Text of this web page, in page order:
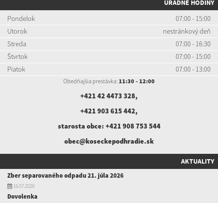
ÚRADNÉ HODINY
Pondelok
07:00 - 15:00
Utorok
nestránkový deň
Streda
07:00 - 16:30
Štvrtok
07:00 - 15:00
Piatok
07:00 - 13:00
Obedňajšia prestávka: 11:30 - 12:00
+421 42 4473 328,
+421 903 615 442,
starosta obce: +421 908 753 544
obec@koseckepodhradie.sk
AKTUALITY
Zber separovaného odpadu 21. júla 2026
16.07.2026
Dovolenka